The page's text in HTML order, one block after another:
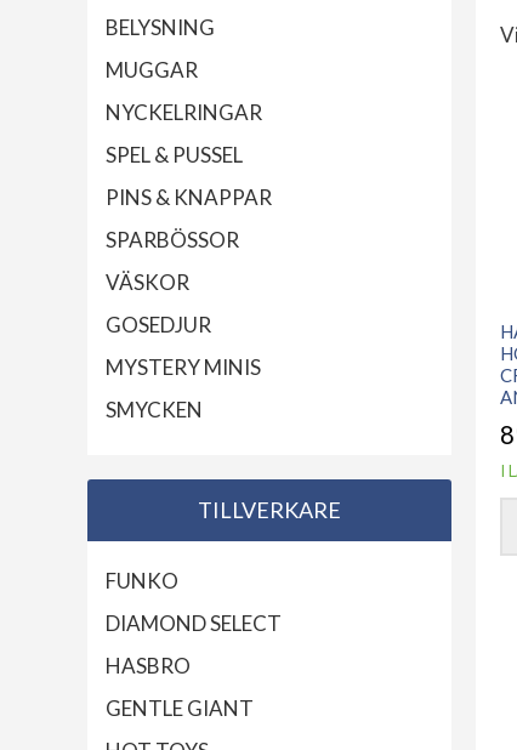
I
BELYSNING
MUGGAR
NYCKELRINGAR
SPEL & PUSSEL
PINS & KNAPPAR
SPARBÖSSOR
VÄSKOR
GOSEDJUR
MYSTERY MINIS
SMYCKEN
TILLVERKARE
FUNKO
DIAMOND SELECT
HASBRO
GENTLE GIANT